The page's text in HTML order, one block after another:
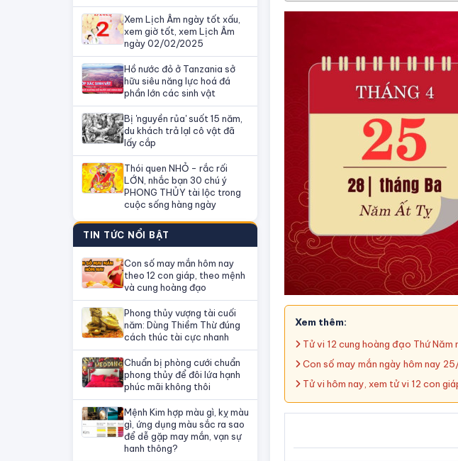
Xem Lịch Âm ngày tốt xấu,
xem giờ tốt, xem Lịch Âm
ngày 02/02/2025
Hồ nước đỏ ở Tanzania sở
hữu siêu năng lực hoá đá
phần lớn các sinh vật
Bị 'nguyền rủa' suốt 15 năm,
du khách trả lạI cô vật đã
lấy cắp
Thói quen NHỎ - rắc rối
LỚN, nhắc bạn 30 chú ý
PHONG THỦY tài lộc trong
cuộc sống hàng ngày
TIN TỨC NỔI BẬT
Con số may mắn hôm nay
theo 12 con giáp, theo mệnh
và cung hoàng đạo
Phong thủy vượng tài cuối
năm: Dùng Thiềm Thừ đúng
cách thúc tài cực nhanh
Chuẩn bị phòng cưới chuẩn
phong thủy để đôi lứa hạnh
phúc mãi không thôi
Mệnh Kim hợp màu gì, kỵ màu
gì, ứng dụng màu sắc ra sao
để dễ gặp may mắn, vạn sự
hanh thông?
Xem thêm:
Tử vi 12 cung hoàng đạo Thứ
Con số may mắn ngày hôm nay
Tử vi hôm nay, xem tử vi 12 con